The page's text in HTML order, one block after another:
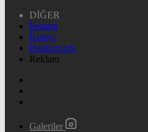
DİĞER
İletişim
Künye
Hakkımızda
Reklam
Galeriler